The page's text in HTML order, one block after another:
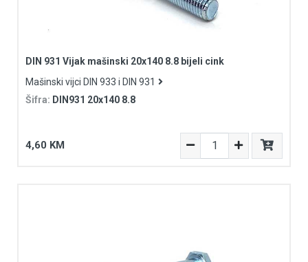
DIN 931 Vijak mašinski 20x140 8.8 bijeli cink
Mašinski vijci DIN 933 i DIN 931
Šifra: DIN931 20x140 8.8
4,60 KM